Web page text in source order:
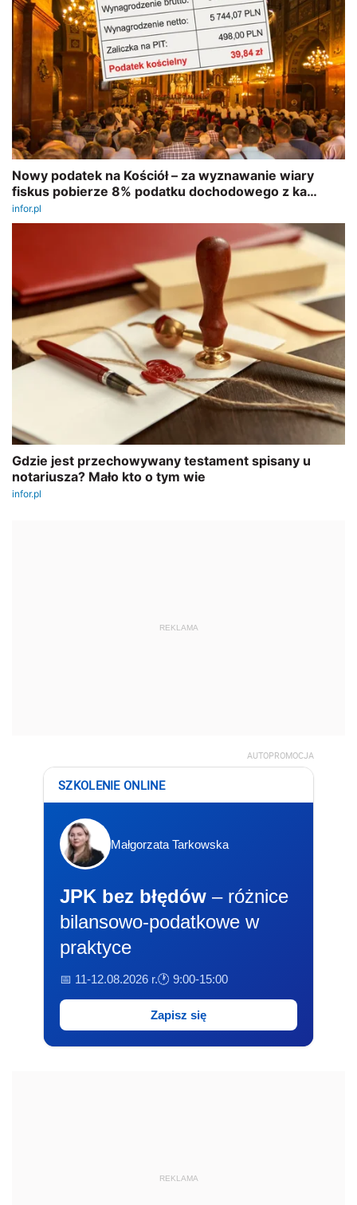
REKLAMA
AUTOPROMOCJA
SZKOLENIE ONLINE
Małgorzata Tarkowska
JPK bez błędów – różnice
bilansowo-podatkowe w
praktyce
📅 11-12.08.2026 r.🕐 9:00-15:00
Zapisz się
REKLAMA